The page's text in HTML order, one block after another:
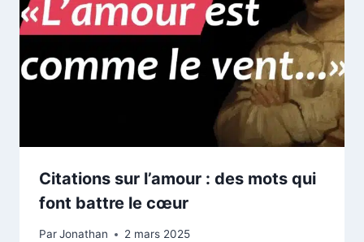
Citations sur l’amour : des mots qui
font battre le cœur
ParJonathan 2 mars 2025